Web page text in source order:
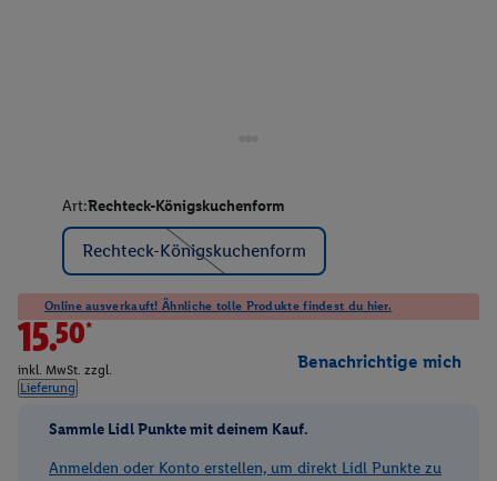
Art:Rechteck-Königskuchenform
Rechteck-Königskuchenform
Online ausverkauft! Ähnliche tolle Produkte findest du hier.
15.50*
inkl. MwSt. zzgl.
Lieferung
Benachrichtige mich
Sammle Lidl Punkte mit deinem Kauf.
Anmelden oder Konto erstellen, um direkt Lidl Punkte zu